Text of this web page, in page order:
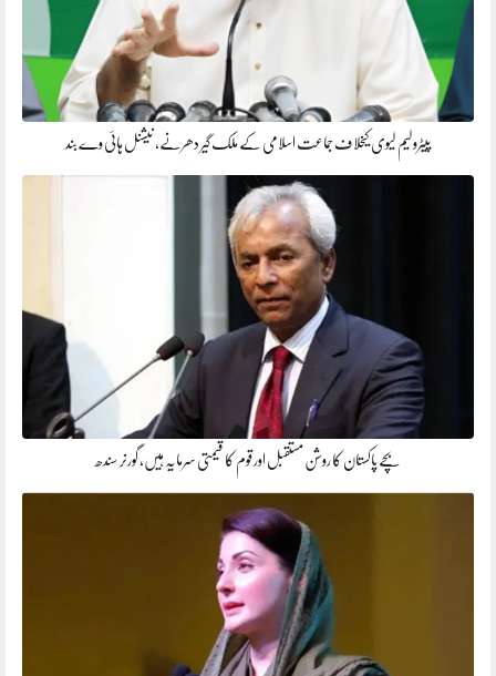
پیٹرولیم لیوی کیخلاف جماعت اسلامی کے ملک گیر دھرنے، نیشنل ہائی وے بند
بچے پاکستان کا روشن مستقبل اور قوم کا قیمتی سرمایہ ہیں، گورنر سندھ